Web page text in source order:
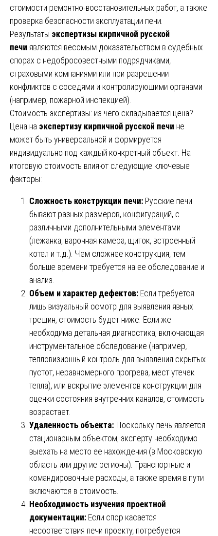
стоимости ремонтно-восстановительных работ, а также
проверка безопасности эксплуатации печи.
Результаты экспертизы кирпичной русской
печи являются весомым доказательством в судебных
спорах с недобросовестными подрядчиками,
страховыми компаниями или при разрешении
конфликтов с соседями и контролирующими органами
(например, пожарной инспекцией).
Стоимость экспертизы: из чего складывается цена?
Цена на экспертизу кирпичной русской печи не
может быть универсальной и формируется
индивидуально под каждый конкретный объект. На
итоговую стоимость влияют следующие ключевые
факторы:
Сложность конструкции печи: Русские печи
бывают разных размеров, конфигураций, с
различными дополнительными элементами
(лежанка, варочная камера, щиток, встроенный
котел и т.д.). Чем сложнее конструкция, тем
больше времени требуется на ее обследование и
анализ.
Объем и характер дефектов: Если требуется
лишь визуальный осмотр для выявления явных
трещин, стоимость будет ниже. Если же
необходима детальная диагностика, включающая
инструментальное обследование (например,
тепловизионный контроль для выявления скрытых
пустот, неравномерного прогрева, мест утечек
тепла), или вскрытие элементов конструкции для
оценки состояния внутренних каналов, стоимость
возрастает.
Удаленность объекта: Поскольку печь является
стационарным объектом, эксперту необходимо
выехать на место ее нахождения (в Московскую
область или другие регионы). Транспортные и
командировочные расходы, а также время в пути
включаются в стоимость.
Необходимость изучения проектной
документации: Если спор касается
несоответствия печи проекту, потребуется